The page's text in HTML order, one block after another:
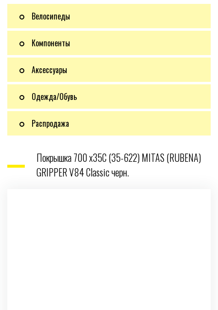
Велосипеды
Компоненты
Аксессуары
Одежда/Обувь
Распродажа
Покрышка 700 x35C (35-622) MITAS (RUBENA)
GRIPPER V84 Classic черн.